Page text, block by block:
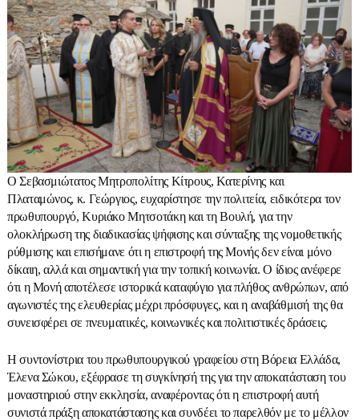
Ο Σεβασμιώτατος Μητροπολίτης Κίτρους, Κατερίνης και
Πλαταμώνος, κ. Γεώργιος, ευχαρίστησε την πολιτεία, ειδικότερα τον
πρωθυπουργό, Κυριάκο Μητσοτάκη και τη Βουλή, για την
ολοκλήρωση της διαδικασίας ψήφισης και σύνταξης της νομοθετικής
ρύθμισης και επισήμανε ότι η επιστροφή της Μονής δεν είναι μόνο
δίκαιη, αλλά και σημαντική για την τοπική κοινωνία. Ο ίδιος ανέφερε
ότι η Μονή αποτέλεσε ιστορικά καταφύγιο για πλήθος ανθρώπων, από
αγωνιστές της ελευθερίας μέχρι πρόσφυγες, και η αναβάθμισή της θα
συνεισφέρει σε πνευματικές, κοινωνικές και πολιτιστικές δράσεις.
Η συντονίστρια του πρωθυπουργικού γραφείου στη Βόρεια Ελλάδα,
Έλενα Σώκου, εξέφρασε τη συγκίνησή της για την αποκατάσταση του
μοναστηριού στην εκκλησία, αναφέροντας ότι η επιστροφή αυτή
συνιστά πράξη αποκατάστασης και συνδέει το παρελθόν με το μέλλον